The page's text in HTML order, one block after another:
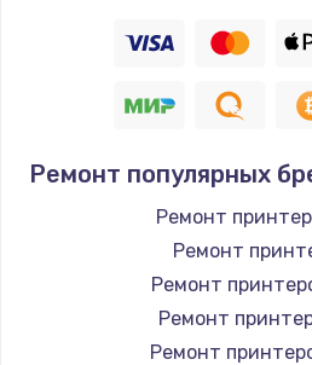
Заказать
Замена шлейфа
Заказать
Замена шлейфа
812 руб.
Ремонт популярных
Ремонт
Ремонт
Ремонт
Ремонт
Ремонт